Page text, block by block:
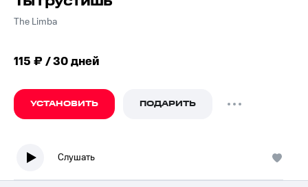
The Limba
115 ₽ / 30 дней
УСТАНОВИТЬ ПОДАРИТЬ
Слушать